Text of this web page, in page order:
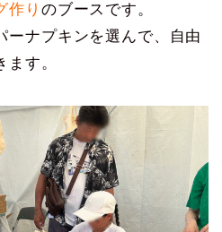
作り のブースです。
ーナプキンを選んで、自由
す。